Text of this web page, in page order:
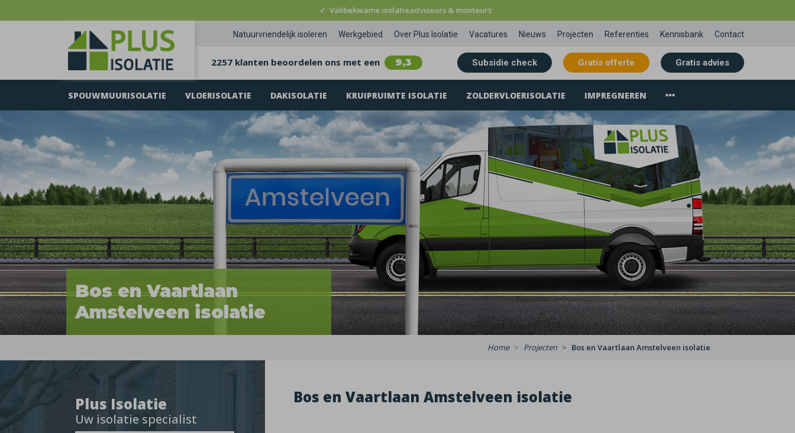
✓ Vakbekwame isolatieadviseurs & monteurs
Natuurvriendelijk isoleren Werkgebied Over Plus Isolatie Vacatures Nieuws Projecten Referenties Kennisbank Contact
2257 klanten beoordelen ons met een 9,3 Subsidie check Gratis offerte Gratis advies
SPOUWMUURISOLATIE VLOERISOLATIE DAKISOLATIE KRUIPRUIMTE ISOLATIE ZOLDERVLOERISOLATIE IMPREGNEREN
Bos en Vaartlaan
Amstelveen isolatie
Home Projecten Bos en Vaartlaan Amstelveen isolatie
Plus Isolatie
Uw isolatie specialist
Bos en Vaartlaan Amstelveen isolatie